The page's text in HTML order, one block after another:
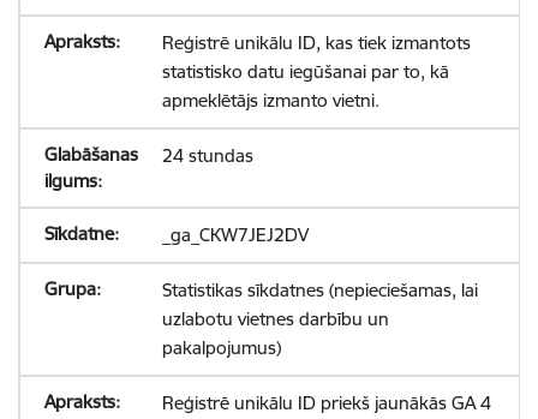
Reģistrē unikālu ID, kas tiek izmantots
statistisko datu iegūšanai par to, kā
apmeklētājs izmanto vietni.
24 stundas
_ga_CKW7JEJ2DV
Statistikas sīkdatnes (nepieciešamas, lai
uzlabotu vietnes darbību un
pakalpojumus)
Reģistrē unikālu ID priekš jaunākās GA 4